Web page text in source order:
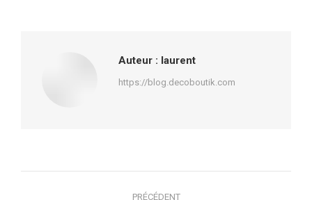
Auteur : laurent
https://blog.decoboutik.com
PRÉCÉDENT